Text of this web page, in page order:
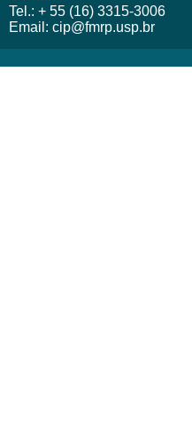
Tel.: + 55 (16) 3315-3006
Email: cip@fmrp.usp.br